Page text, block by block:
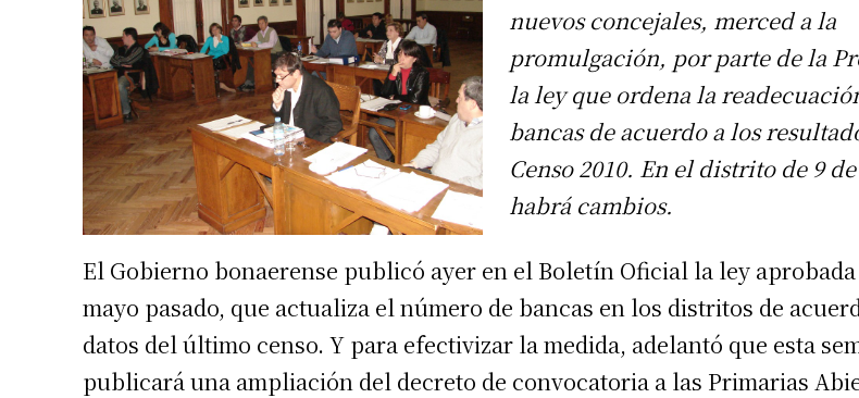
nuevos concejales, merced a la
promulgación, por parte de la
la ley que ordena la
bancas de acuerdo a los
Censo 2010. En el distrito de 9
habrá cambios.
El Gobierno bonaerense publicó ayer en el Boletín Oficial la ley aprobada
mayo pasado, que actualiza el número de bancas en los distritos de
datos del último censo. Y para efectivizar la medida, adelantó que esta
publicará una ampliación del decreto de convocatoria a las Primarias